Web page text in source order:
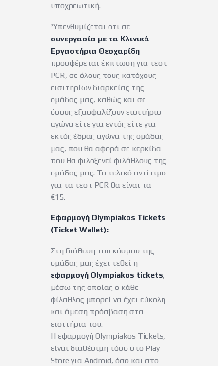
υποχρεωτική.
*Υπενθυμίζεται οτι σε
συνεργασία με τα Κλινικά
Εργαστήρια Θεοχαρίδη
προσφέρεται έκπτωση για τεστ
PCR, σε όλους τους κατόχους
εισιτηρίων διαρκείας της
ομάδας μας, καθώς και σε
όσους εξασφαλίζουν εισιτήριο
αγώνα είτε για εντός είτε για
εκτός έδρας αγώνα της ομάδας
μας, που θα αφορά σε κερκίδα
που θα φιλοξενεί φιλάθλους της
ομάδας μας. Το τελικό αντίτιμο
για τα τεστ PCR θα είναι τα
€15.
Εφαρμογή Olympiakos Tickets
(Ticket Wallet):
Στη διάθεση του κόσμου της
ομάδας μας έχει τεθεί η
εφαρμογή Olympiakos tickets,
μέσω της οποίας ο κάθε
φίλαθλος μπορεί να έχει εύκολη
και άμεση πρόσβαση στα
εισιτήρια του.
Η εφαρμογή Olympiakos Tickets,
είναι διαθέσιμη τόσο στο Play
Store για Android, όσο και στο